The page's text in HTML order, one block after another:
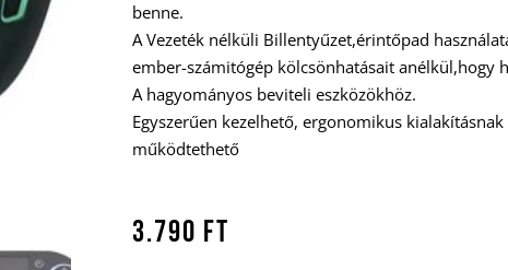
benne.
A Vezeték nélküli Billentyűzet,érintőpad
ember-számitógép kölcsönhatásait anélkül,hogy
A hagyományos beviteli eszközökhöz.
Egyszerűen kezelhető, ergonomikus
működtethető
3.790 Ft